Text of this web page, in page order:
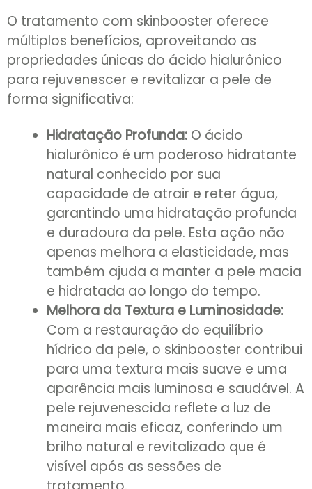
O tratamento com skinbooster oferece
múltiplos benefícios, aproveitando as
propriedades únicas do ácido hialurônico
para rejuvenescer e revitalizar a pele de
forma significativa:
Hidratação Profunda: O ácido
hialurônico é um poderoso hidratante
natural conhecido por sua
capacidade de atrair e reter água,
garantindo uma hidratação profunda
e duradoura da pele. Esta ação não
apenas melhora a elasticidade, mas
também ajuda a manter a pele macia
e hidratada ao longo do tempo.
Melhora da Textura e Luminosidade:
Com a restauração do equilíbrio
hídrico da pele, o skinbooster contribui
para uma textura mais suave e uma
aparência mais luminosa e saudável. A
pele rejuvenescida reflete a luz de
maneira mais eficaz, conferindo um
brilho natural e revitalizado que é
visível após as sessões de